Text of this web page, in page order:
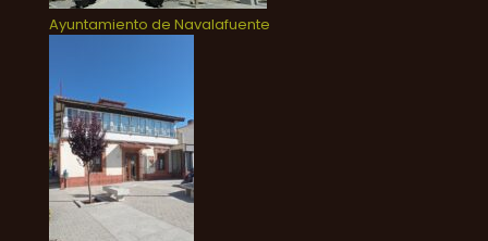
Ayuntamiento de Navalafuente